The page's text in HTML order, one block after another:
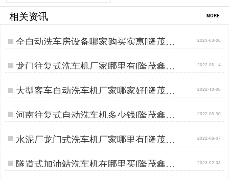
相关资讯 MORE
全自动洗车房设备哪家购买实惠[隆茂鑫
晟]…
2023-03-06
龙门往复式洗车机厂家哪里有[隆茂鑫晟]
…
2022-06-14
大型客车自动洗车机厂家哪家好[隆茂鑫
晟]…
2022-10-06
河南往复式自动洗车机多少钱[隆茂鑫晟]
…
2022-06-30
水泥厂龙门式洗车机厂家哪里有[隆茂鑫
晟]…
2022-06-07
隧道式加油站洗车机在哪里买[隆茂鑫晟]
…
2023-02-03